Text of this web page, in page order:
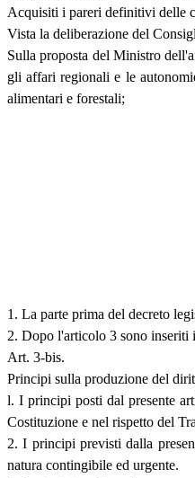
Acquisiti i pareri definitivi delle
Vista la deliberazione del
Sulla proposta del Ministro
gli affari regionali e le
alimentari e forestali;
1. La parte prima del decreto
2. Dopo l'articolo 3 sono inseriti
Art. 3-bis.
Principi sulla produzione del
l. I principi posti dal presente
Costituzione e nel rispetto del
2. I principi previsti dalla
natura contingibile ed urgente.